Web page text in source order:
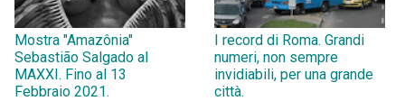
Mostra "Amazônia"
Sebastião Salgado al
MAXXI. Fino al 13
Febbraio 2021.
I record di Roma. Grandi
numeri, non sempre
invidiabili, per una grande
città.